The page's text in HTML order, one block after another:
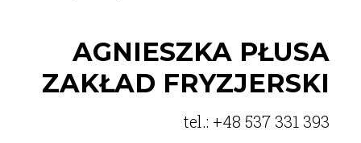
AGNIESZKA PŁUSA
ZAKŁAD FRYZJERSKI
tel.: +48 537 331 393